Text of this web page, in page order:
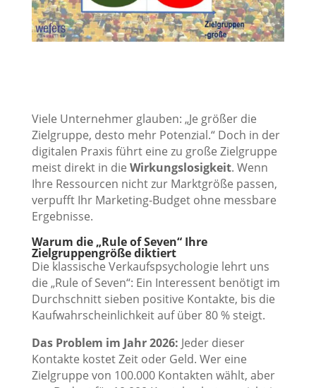
Viele Unternehmer glauben: „Je größer die
Zielgruppe, desto mehr Potenzial.“ Doch in der
digitalen Praxis führt eine zu große Zielgruppe
meist direkt in die Wirkungslosigkeit. Wenn
Ihre Ressourcen nicht zur Marktgröße passen,
verpufft Ihr Marketing-Budget ohne messbare
Ergebnisse.
Warum die „Rule of Seven“ Ihre
Zielgruppengröße diktiert
Die klassische Verkaufspsychologie lehrt uns
die „Rule of Seven“: Ein Interessent benötigt im
Durchschnitt sieben positive Kontakte, bis die
Kaufwahrscheinlichkeit auf über 80 % steigt.
Das Problem im Jahr 2026: Jeder dieser
Kontakte kostet Zeit oder Geld. Wer eine
Zielgruppe von 100.000 Kontakten wählt, aber